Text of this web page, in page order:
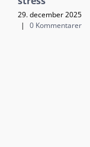
29. december 2025
|
0 Kommentarer